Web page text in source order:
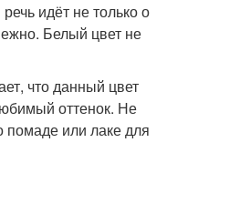
идёт не только о
Белый цвет не
что данный цвет
оттенок. Не
помаде или лаке для